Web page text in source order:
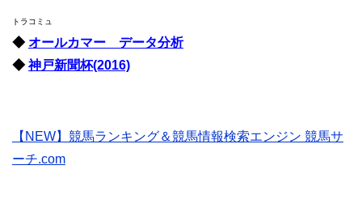
トラコミュ
◆ オールカマー データ分析
◆神戸新聞杯(2016)
【NEW】競馬ランキング＆競馬情報検索エンジン 競馬サ
ーチ.com